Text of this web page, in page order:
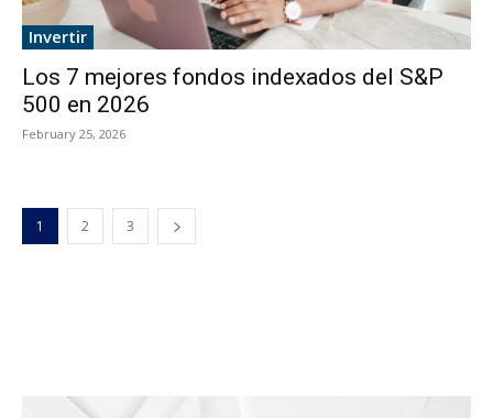
Invertir
Los 7 mejores fondos indexados del S&P
500 en 2026
February 25, 2026
1 2 3